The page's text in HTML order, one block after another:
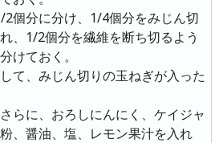
個分に分け、1/4個分をみじん切
、1/2個分を繊維を断ち切るよう
けておく。
て、みじん切りの玉ねぎが入った
らに、おろしにんにく、ケイジャ
、醤油、塩、レモン果汁を入れ